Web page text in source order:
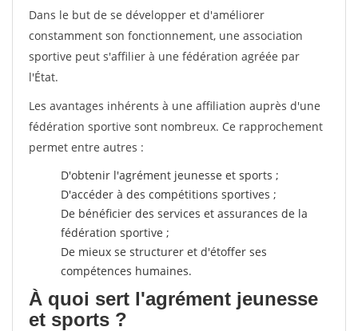
Dans le but de se développer et d'améliorer
constamment son fonctionnement, une association
sportive peut s'affilier à une fédération agréée par
l'État.
Les avantages inhérents à une affiliation auprès d'une
fédération sportive sont nombreux. Ce rapprochement
permet entre autres :
D'obtenir l'agrément jeunesse et sports ;
D'accéder à des compétitions sportives ;
De bénéficier des services et assurances de la
fédération sportive ;
De mieux se structurer et d'étoffer ses
compétences humaines.
À quoi sert l'agrément jeunesse
et sports ?